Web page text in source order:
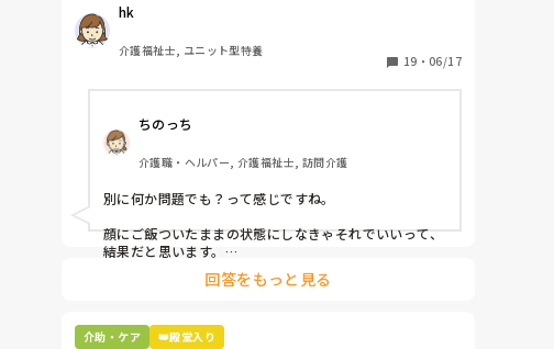
自分やっちゃってるなと思いました。
皆さんはどうですか⁇
hk
介護福祉士, ユニット型特養
19 ・ 06/17
ちのっち
介護職・ヘルパー, 介護福祉士, 訪問介護
別に何か問題でも？って感じですね。
顔にご飯ついたままの状態にしなきゃそれでいいって、
結果だと思います。
私お風呂専属でバイトしてるんですけど、お風呂の時に
あーやってくれなかったんだなって。スプーンでぬぐっ
回答をもっと見る
介助・ケア 👑殿堂入り